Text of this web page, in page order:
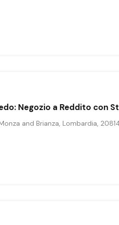
Negozio a Reddito con
and Brianza, Lombardia,